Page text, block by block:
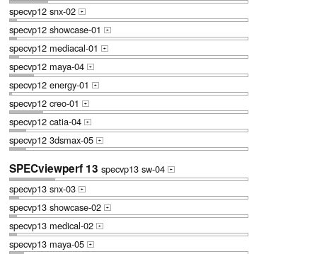
specvp12 snx-02 +
specvp12 showcase-01 +
specvp12 mediacal-01 +
specvp12 maya-04 +
specvp12 energy-01 +
specvp12 creo-01 +
specvp12 catia-04 +
specvp12 3dsmax-05 +
SPECviewperf 13 specvp13 sw-04 +
specvp13 snx-03 +
specvp13 showcase-02 +
specvp13 medical-02 +
specvp13 maya-05 +